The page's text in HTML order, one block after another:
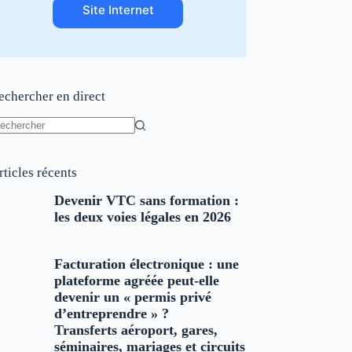
Site Internet
en direct
récents
Devenir VTC sans formation :
les deux voies légales en 2026
Facturation électronique : une
plateforme agréée peut-elle
devenir un « permis privé
d’entreprendre » ?
Transferts aéroport, gares,
séminaires, mariages et circuits